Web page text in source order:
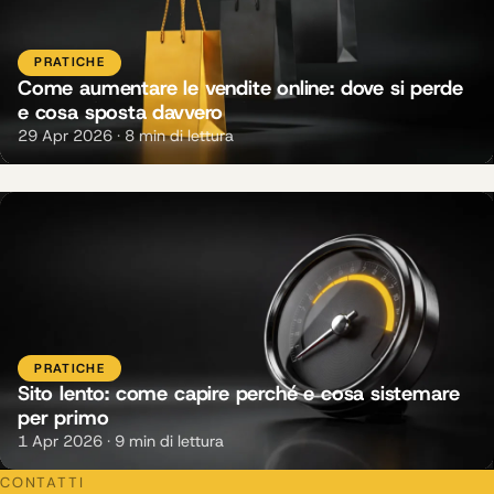
PRATICHE
Come aumentare le vendite online: dove si perde
e cosa sposta davvero
29 Apr 2026 · 8 min di lettura
PRATICHE
Sito lento: come capire perché e cosa sistemare
per primo
1 Apr 2026 · 9 min di lettura
CONTATTI